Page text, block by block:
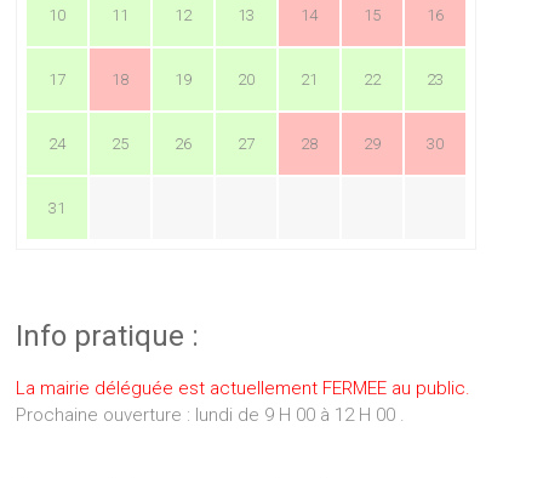
10 11 12 13 14 15 16
17 18 19 20 21 22 23
24 25 26 27 28 29 30
31
Info pratique :
La mairie déléguée est actuellement FERMEE au public.
Prochaine ouverture : lundi de 9 H 00 à 12 H 00 .